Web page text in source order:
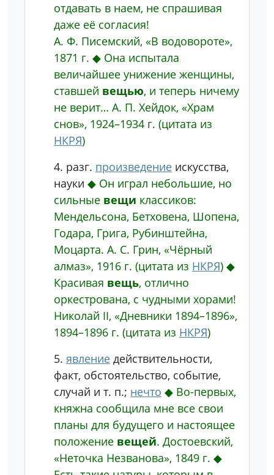
отдавать в наем, не спрашивая
даже её согласия!
А. Ф. Писемский, «В водовороте»,
1871 г. ◆ Она испытала
величайшее унижение женщины,
ставшей вещью, и теперь ничему
не верит… А. П. Хейдок, «Храм
снов», 1924–1934 г. (цитата из
НКРЯ)
4. разг. произведение искусства,
науки ◆ Он играл небольшие, но
сильные вещи классиков:
Мендельсона, Бетховена, Шопена,
Годара, Грига, Рубинштейна,
Моцарта. А. С. Грин, «Чёрный
алмаз», 1916 г. (цитата из НКРЯ) ◆
Красивая вещь, отлично
оркестрована, с чудными хорами!
Николай II, «Дневники 1894–1896»,
1894–1896 г. (цитата из НКРЯ)
5. явление действительности,
факт, обстоятельство, событие,
случай и т. п.; нечто ◆ Во-первых,
княжна сообщила мне все свои
планы для будущего и настоящее
положение вещей. Достоевский,
«Неточка Незванова», 1849 г. ◆